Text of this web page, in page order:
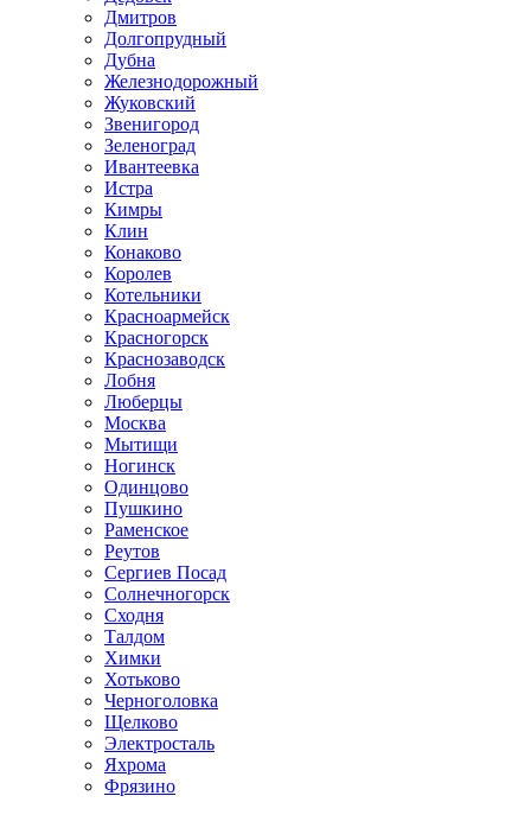
Дмитров
Долгопрудный
Дубна
Железнодорожный
Жуковский
Звенигород
Зеленоград
Ивантеевка
Истра
Кимры
Клин
Конаково
Королев
Котельники
Красноармейск
Красногорск
Краснозаводск
Лобня
Люберцы
Москва
Мытищи
Ногинск
Одинцово
Пушкино
Раменское
Реутов
Сергиев Посад
Солнечногорск
Сходня
Талдом
Химки
Хотьково
Черноголовка
Щелково
Электросталь
Яхрома
Фрязино